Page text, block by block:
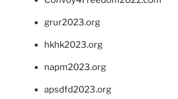
grur2023.org
hkhk2023.org
napm2023.org
apsdfd2023.org